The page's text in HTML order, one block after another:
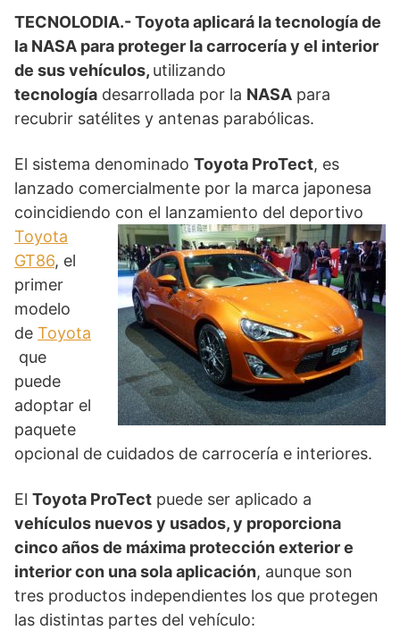
TECNOLODIA.- Toyota aplicará la tecnología de
la NASA para proteger la carrocería y el interior
de sus vehículos, utilizando
tecnología desarrollada por la NASA para
recubrir satélites y antenas parabólicas.
El sistema denominado Toyota ProTect, es
lanzado comercialmente por la marca japonesa
coincidiendo con el lanzamiento del deportivo
Toyota
GT86, el
primer
modelo
de Toyota
que
puede
adoptar el
paquete
opcional de cuidados de carrocería e interiores.
El Toyota ProTect puede ser aplicado a
vehículos nuevos y usados, y proporciona
cinco años de máxima protección exterior e
interior con una sola aplicación, aunque son
tres productos independientes los que protegen
las distintas partes del vehículo: